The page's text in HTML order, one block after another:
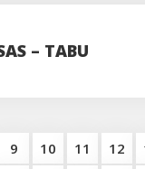
– TABU
9 10 11 12